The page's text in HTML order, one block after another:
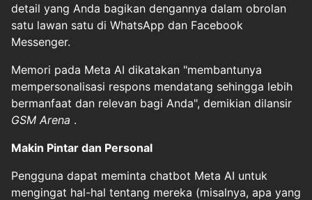
detail yang Anda bagikan dengannya dalam obrolan
satu lawan satu di WhatsApp dan Facebook
Messenger.
Memori pada Meta AI dikatakan "membantunya
mempersonalisasi respons mendatang sehingga lebih
bermanfaat dan relevan bagi Anda", demikian dilansir
GSM Arena .
Makin Pintar dan Personal
Pengguna dapat meminta chatbot Meta AI untuk
mengingat hal-hal tentang mereka (misalnya, apa yang